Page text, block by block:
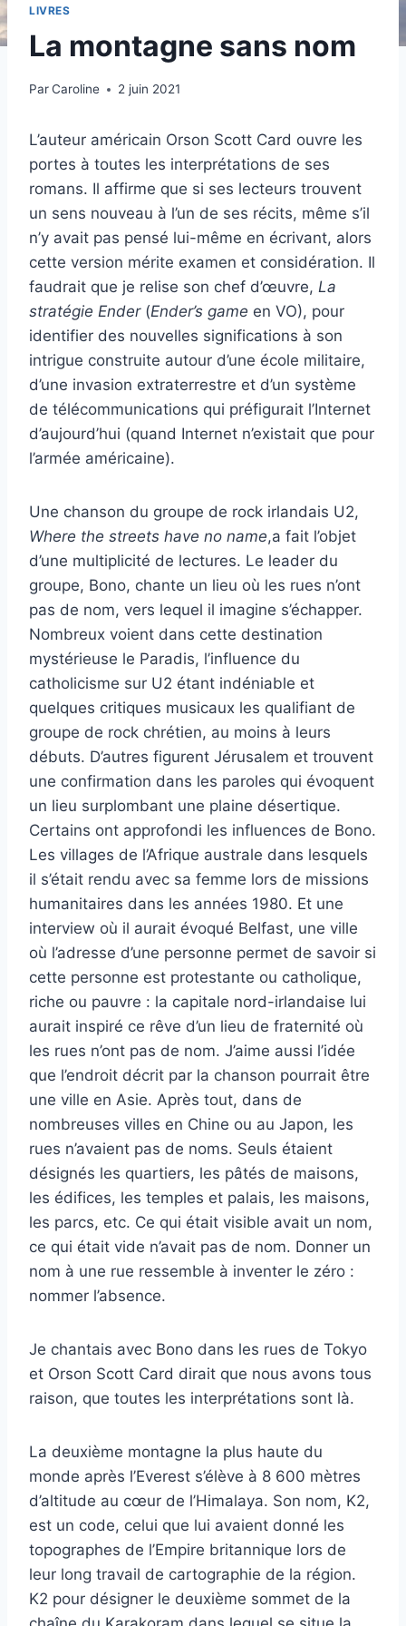
LIVRES
La montagne sans nom
ParCaroline 2 juin 2021
L’auteur américain Orson Scott Card ouvre les
portes à toutes les interprétations de ses
romans. Il affirme que si ses lecteurs trouvent
un sens nouveau à l’un de ses récits, même s’il
n’y avait pas pensé lui-même en écrivant, alors
cette version mérite examen et considération. Il
faudrait que je relise son chef d’œuvre, La
stratégie Ender(Ender’s game en VO), pour
identifier des nouvelles significations à son
intrigue construite autour d’une école militaire,
d’une invasion extraterrestre et d’un système
de télécommunications qui préfigurait l’Internet
d’aujourd’hui (quand Internet n’existait que pour
l’armée américaine).
Une chanson du groupe de rock irlandais U2,
Where the streets have no name,a fait l’objet
d’une multiplicité de lectures. Le leader du
groupe, Bono, chante un lieu où les rues n’ont
pas de nom, vers lequel il imagine s’échapper.
Nombreux voient dans cette destination
mystérieuse le Paradis, l’influence du
catholicisme sur U2 étant indéniable et
quelques critiques musicaux les qualifiant de
groupe de rock chrétien, au moins à leurs
débuts. D’autres figurent Jérusalem et trouvent
une confirmation dans les paroles qui évoquent
un lieu surplombant une plaine désertique.
Certains ont approfondi les influences de Bono.
Les villages de l’Afrique australe dans lesquels
il s’était rendu avec sa femme lors de missions
humanitaires dans les années 1980. Et une
interview où il aurait évoqué Belfast, une ville
où l’adresse d’une personne permet de savoir si
cette personne est protestante ou catholique,
riche ou pauvre : la capitale nord-irlandaise lui
aurait inspiré ce rêve d’un lieu de fraternité où
les rues n’ont pas de nom. J’aime aussi l’idée
que l’endroit décrit par la chanson pourrait être
une ville en Asie. Après tout, dans de
nombreuses villes en Chine ou au Japon, les
rues n’avaient pas de noms. Seuls étaient
désignés les quartiers, les pâtés de maisons,
les édifices, les temples et palais, les maisons,
les parcs, etc. Ce qui était visible avait un nom,
ce qui était vide n’avait pas de nom. Donner un
nom à une rue ressemble à inventer le zéro :
nommer l’absence.
Je chantais avec Bono dans les rues de Tokyo
et Orson Scott Card dirait que nous avons tous
raison, que toutes les interprétations sont là.
La deuxième montagne la plus haute du
monde après l’Everest s’élève à 8 600 mètres
d’altitude au cœur de l’Himalaya. Son nom, K2,
est un code, celui que lui avaient donné les
topographes de l’Empire britannique lors de
leur long travail de cartographie de la région.
K2 pour désigner le deuxième sommet de la